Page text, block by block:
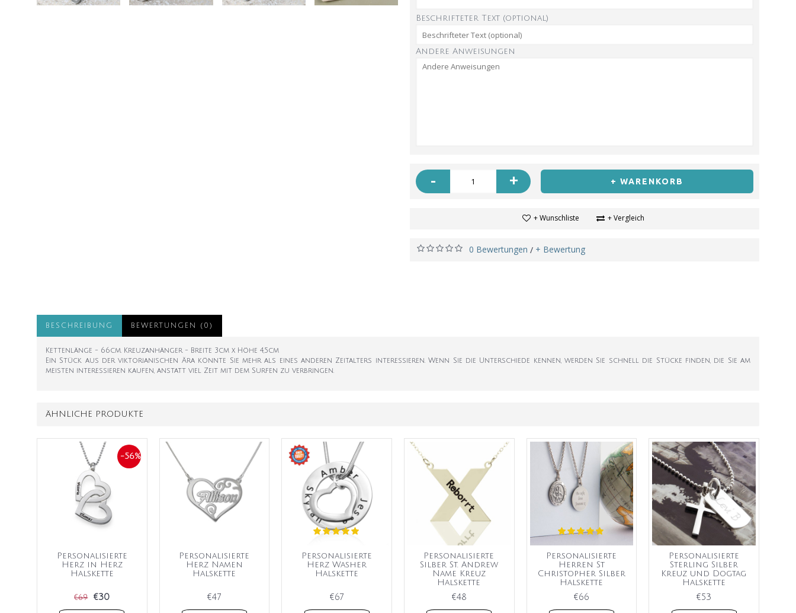
Beschrifteter Text (optional)
Andere Anweisungen
- + + WARENKORB
+ Wunschliste + Vergleich
0 Bewertungen / + Bewertung
BESCHREIBUNG BEWERTUNGEN (0)
Kettenlänge - 66cm. Kreuzanhänger - Breite 3cm x Höhe 4,5cm
Ein Stück aus der viktorianischen Ära könnte Sie mehr als eines anderen Zeitalters interessieren. Wenn Sie die Unterschiede kennen, werden Sie schnell die Stücke finden, die Sie am
meisten interessieren kaufen, anstatt viel Zeit mit dem Surfen zu verbringen.
ÄHNLICHE PRODUKTE
-56%
Personalisierte
Herz in Herz
Halskette
€69 €30
Personalisierte
Herz Namen
Halskette
€47
Personalisierte
Herz Washer
Halskette
€67
Personalisierte
Silber St. Andrew
Name Kreuz
Halskette
€48
Personalisierte
Herren St
Christopher Silber
Halskette
€66
Personalisierte
Sterling Silber
Kreuz und Dogtag
Halskette
€53